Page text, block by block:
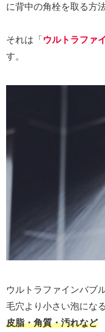
に背中の角栓を取る方
それは「ウルトラファ
す。
ウルトラファインバブ
毛穴より小さい泡にな
皮脂・角質・汚れなど